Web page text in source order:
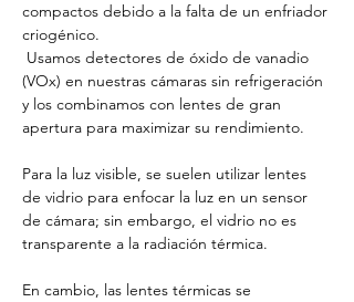
compactos debido a la falta de un enfriador
criogénico.
(VOx) en nuestras cámaras sin refrigeración
y los combinamos con lentes de gran
apertura para maximizar su rendimiento.
Para la luz visible, se suelen utilizar lentes
de vidrio para enfocar la luz en un sensor
de cámara; sin embargo, el vidrio no es
transparente a la radiación térmica.
En cambio, las lentes térmicas se